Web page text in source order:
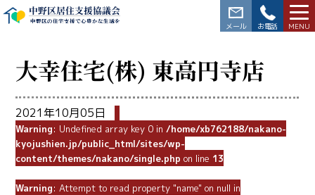
中野区居住支援協議会
中野区の住宅支援で心豊かな生活を
大幸住宅(株) 東高円寺店
2021年10月05日
Warning: Undefined array key 0 in /home/xb762188/nakano-
kyojushien.jp/public_html/sites/wp-
content/themes/nakano/single.php on line 13
Warning: Attempt to read property "name" on null in